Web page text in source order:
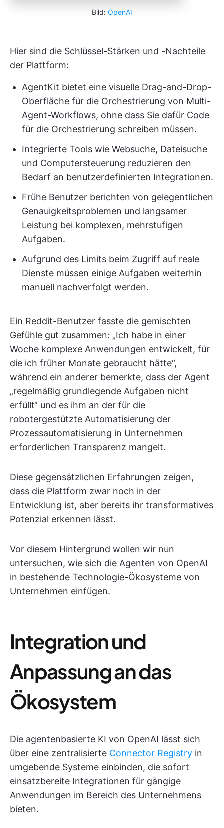
Bild: OpenAI
Hier sind die Schlüssel-Stärken und -Nachteile
der Plattform:
AgentKit bietet eine visuelle Drag-and-Drop-
Oberfläche für die Orchestrierung von Multi-
Agent-Workflows, ohne dass Sie dafür Code
für die Orchestrierung schreiben müssen.
Integrierte Tools wie Websuche, Dateisuche
und Computersteuerung reduzieren den
Bedarf an benutzerdefinierten Integrationen.
Frühe Benutzer berichten von gelegentlichen
Genauigkeitsproblemen und langsamer
Leistung bei komplexen, mehrstufigen
Aufgaben.
Aufgrund des Limits beim Zugriff auf reale
Dienste müssen einige Aufgaben weiterhin
manuell nachverfolgt werden.
Ein Reddit-Benutzer fasste die gemischten
Gefühle gut zusammen: „Ich habe in einer
Woche komplexe Anwendungen entwickelt, für
die ich früher Monate gebraucht hätte“,
während ein anderer bemerkte, dass der Agent
„regelmäßig grundlegende Aufgaben nicht
erfüllt“ und es ihm an der für die
robotergestützte Automatisierung der
Prozessautomatisierung in Unternehmen
erforderlichen Transparenz mangelt.
Diese gegensätzlichen Erfahrungen zeigen,
dass die Plattform zwar noch in der
Entwicklung ist, aber bereits ihr transformatives
Potenzial erkennen lässt.
Vor diesem Hintergrund wollen wir nun
untersuchen, wie sich die Agenten von OpenAI
in bestehende Technologie-Ökosysteme von
Unternehmen einfügen.
Integration und
Anpassung an das
Ökosystem
Die agentenbasierte KI von OpenAI lässt sich
über eine zentralisierte Connector Registry in
umgebende Systeme einbinden, die sofort
einsatzbereite Integrationen für gängige
Anwendungen im Bereich des Unternehmens
bieten.